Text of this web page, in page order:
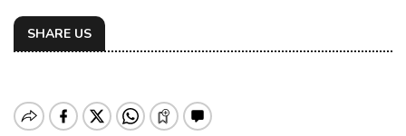
SHARE US